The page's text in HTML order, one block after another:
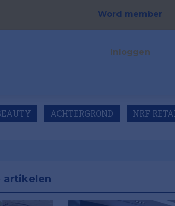
Word member
Inloggen
ACHTERGROND NRF
artikelen